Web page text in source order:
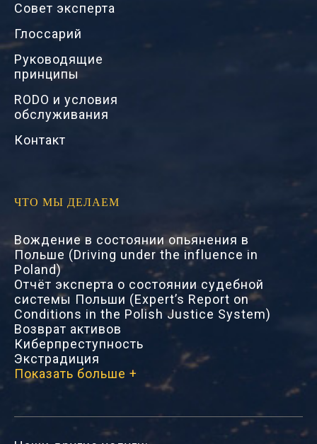
Совет эксперта
Глоссарий
Руководящие
принципы
RODO и условия
обслуживания
Контакт
ЧТО МЫ ДЕЛАЕМ
Вождение в состоянии опьянения в
Польше (Driving under the influence in
Poland)
Отчёт эксперта о состоянии судебной
системы Польши (Expert’s Report on
Conditions in the Polish Justice System)
Возврат активов
Киберпреступность
Экстрадиция
Показать больше +